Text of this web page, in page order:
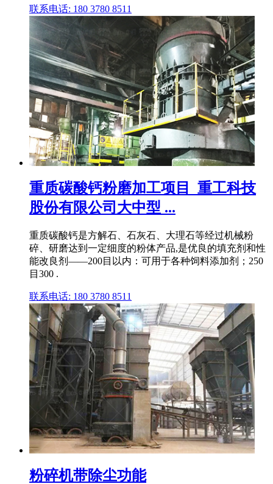
联系电话: 180 3780 8511
重质碳酸钙粉磨加工项目_重工科技
股份有限公司大中型 ...
重质碳酸钙是方解石、石灰石、大理石等经过机械粉
碎、研磨达到一定细度的粉体产品,是优良的填充剂和性
能改良剂——200目以内：可用于各种饲料添加剂；250
目300 .
联系电话: 180 3780 8511
粉碎机带除尘功能